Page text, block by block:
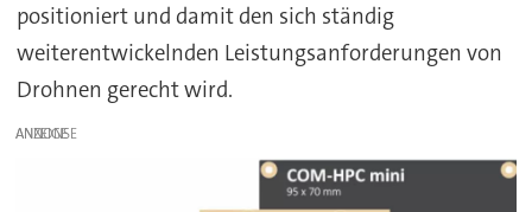
positioniert und damit den sich ständig
weiterentwickelnden Leistungsanforderungen von
Drohnen gerecht wird.
ANZEIGE